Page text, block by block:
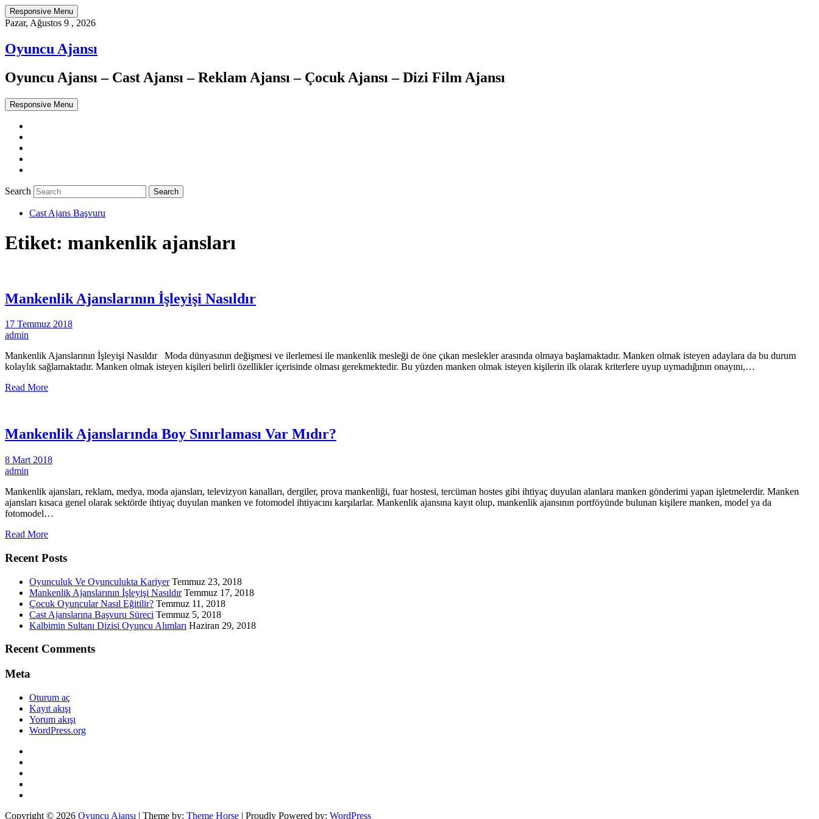
Responsive Menu
Pazar, Ağustos 9 , 2026
Oyuncu Ajansı
Oyuncu Ajansı – Cast Ajansı – Reklam Ajansı – Çocuk Ajansı – Dizi Film Ajansı
Responsive Menu
Search
Cast Ajans Başvuru
Etiket: mankenlik ajansları
Mankenlik Ajanslarının İşleyişi Nasıldır
17 Temmuz 2018
admin
Mankenlik Ajanslarının İşleyişi Nasıldır Moda dünyasının değişmesi ve ilerlemesi ile mankenlik mesleği de öne çıkan meslekler arasında olmaya başlamaktadır. Manken olmak isteyen adaylara da bu durum
kolaylık sağlamaktadır. Manken olmak isteyen kişileri belirli özellikler içerisinde olması gerekmektedir. Bu yüzden manken olmak isteyen kişilerin ilk olarak kriterlere uyup uymadığının onayını,…
Read More
Mankenlik Ajanslarında Boy Sınırlaması Var Mıdır?
8 Mart 2018
admin
Mankenlik ajansları, reklam, medya, moda ajansları, televizyon kanalları, dergiler, prova mankenliği, fuar hostesi, tercüman hostes gibi ihtiyaç duyulan alanlara manken gönderimi yapan işletmelerdir. Manken
ajansları kısaca genel olarak sektörde ihtiyaç duyulan manken ve fotomodel ihtiyacını karşılarlar. Mankenlik ajansına kayıt olup, mankenlik ajansının portföyünde bulunan kişilere manken, model ya da
fotomodel…
Read More
Recent Posts
Oyunculuk Ve Oyunculukta Kariyer Temmuz 23, 2018
Mankenlik Ajanslarının İşleyişi Nasıldır Temmuz 17, 2018
Çocuk Oyuncular Nasıl Eğitilir? Temmuz 11, 2018
Cast Ajanslarına Başvuru Süreci Temmuz 5, 2018
Kalbimin Sultanı Dizisi Oyuncu Alımları Haziran 29, 2018
Recent Comments
Meta
Oturum aç
Kayıt akışı
Yorum akışı
WordPress.org
Copyright © 2026 Oyuncu Ajansı | Theme by: Theme Horse | Proudly Powered by: WordPress